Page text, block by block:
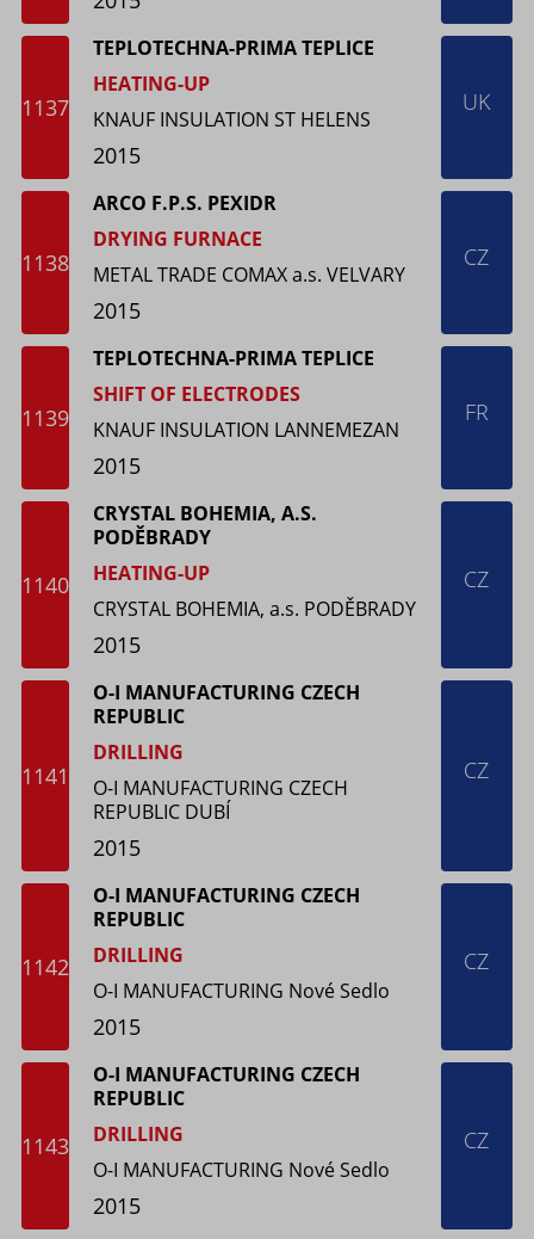
1137
TEPLOTECHNA-PRIMA TEPLICE
HEATING-UP
KNAUF INSULATION ST HELENS
2015
UK
1138
ARCO F.P.S. PEXIDR
DRYING FURNACE
METAL TRADE COMAX a.s. VELVARY
2015
CZ
1139
TEPLOTECHNA-PRIMA TEPLICE
SHIFT OF ELECTRODES
KNAUF INSULATION LANNEMEZAN
2015
FR
1140
CRYSTAL BOHEMIA, A.S.
PODĚBRADY
HEATING-UP
CRYSTAL BOHEMIA, a.s. PODĚBRADY
2015
CZ
1141
O-I MANUFACTURING CZECH
REPUBLIC
DRILLING
O-I MANUFACTURING CZECH
REPUBLIC DUBÍ
2015
CZ
1142
O-I MANUFACTURING CZECH
REPUBLIC
DRILLING
O-I MANUFACTURING Nové Sedlo
2015
CZ
1143
O-I MANUFACTURING CZECH
REPUBLIC
DRILLING
O-I MANUFACTURING Nové Sedlo
2015
CZ